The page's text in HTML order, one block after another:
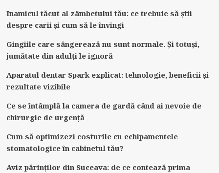
Inamicul tăcut al zâmbetului tău: ce trebuie să știi
despre carii și cum să le învingi
Gingiile care sângerează nu sunt normale. Și totuși,
jumătate din adulți le ignoră
Aparatul dentar Spark explicat: tehnologie, beneficii și
rezultate vizibile
Ce se întâmplă la camera de gardă când ai nevoie de
chirurgie de urgență
Cum să optimizezi costurile cu echipamentele
stomatologice în cabinetul tău?
Aviz părinților din Suceava: de ce contează prima